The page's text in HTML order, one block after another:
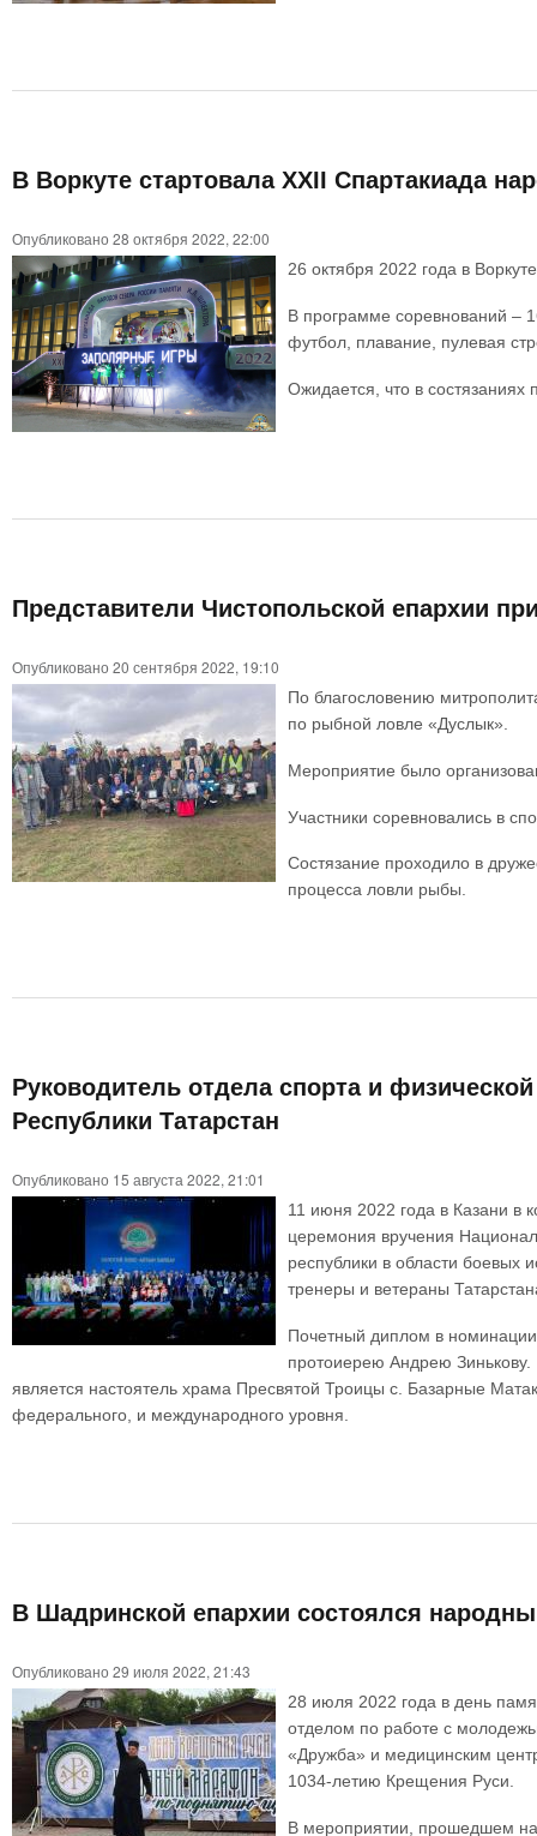
В Воркуте стартовала XXII Спартакиада
Опубликовано 28 октября 2022, 22:00
26 октября 2022 года в
В программе соревнований –
футбол, плавание, пулевая
Ожидается, что в состязаниях
Представители Чистопольской епархии
Опубликовано 20 сентября 2022, 19:10
По благословению
по рыбной ловле «Дуслык».
Мероприятие было
Участники соревновались в
Состязание проходило в
процесса ловли рыбы.
Руководитель отдела спорта и
Республики Татарстан
Опубликовано 15 августа 2022, 21:01
11 июня 2022 года в Казани в
церемония вручения
республики в области боевых
тренеры и ветераны
Почетный диплом в номинации
протоиерею Андрею Зинькову.
является настоятель храма Пресвятой Троицы с. Базарные
федерального, и международного уровня.
В Шадринской епархии состоялся
Опубликовано 29 июля 2022, 21:43
28 июля 2022 года в день
отделом по работе с
«Дружба» и медицинским
1034-летию Крещения Руси.
В мероприятии, прошедшем на